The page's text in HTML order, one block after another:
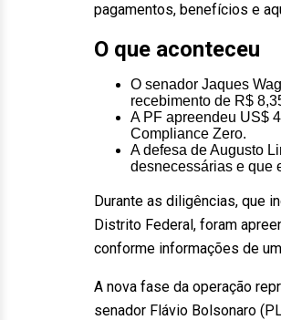
pagamentos, benefícios e
O que aconteceu
O senador Jaques
recebimento de R$
A PF apreendeu US$
Compliance Zero.
A defesa de Augusto
desnecessárias e que
Durante as diligências, que
Distrito Federal, foram
conforme informações de
A nova fase da operação
senador Flávio Bolsonaro